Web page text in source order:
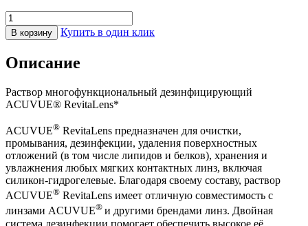
В корзину Купить в один клик
Описание
Раствор многофункциональный дезинфицирующий
ACUVUE® RevitaLens*
ACUVUE® RevitaLens предназначен для очистки,
промывания, дезинфекции, удаления поверхностных
отложений (в том числе липидов и белков), хранения и
увлажнения любых мягких контактных линз, включая
силикон-гидрогелевые. Благодаря своему составу, раствор
ACUVUE® RevitaLens имеет отличную совместимость с
линзами ACUVUE® и другими брендами линз. Двойная
система дезинфекции помогает обеспечить высокое её